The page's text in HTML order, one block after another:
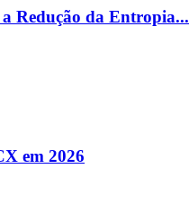
Redução da Entropia...
em 2026